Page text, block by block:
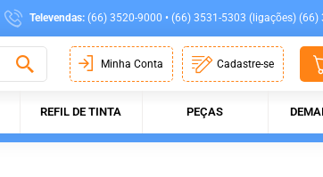
Televendas: (66) 3520-9000 • (66) 3531-5303 (ligações)
Minha Conta Cadastre-se
REFIL DE TINTA PEÇAS